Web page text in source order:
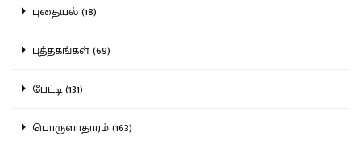
புதையல் (18)
புத்தகங்கள் (69)
பேட்டி (131)
பொருளாதாரம் (163)